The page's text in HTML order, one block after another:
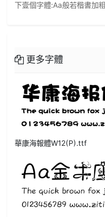
下壹個字體:Aa般若楷書加粗
更多字體
華康海報體W12(P).ttf